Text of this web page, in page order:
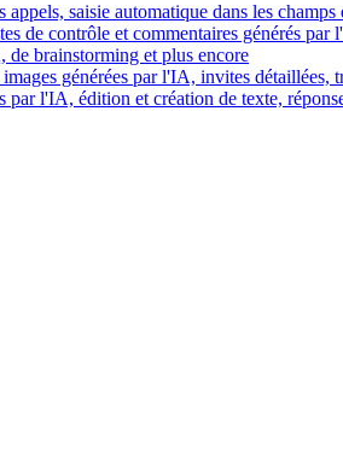
saisie automatique dans les champs
de contrôle et commentaires générés par
de brainstorming et plus encore
générées par l'IA, invites détaillées,
par l'IA, édition et création de texte,